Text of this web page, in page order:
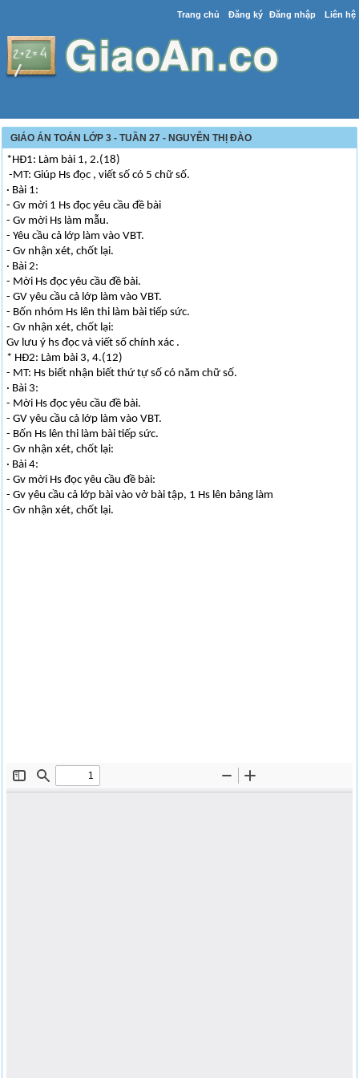
Trang chủ Đăng ký Đăng nhập Liên hệ
GIÁO ÁN TOÁN LỚP 3 - TUẦN 27 - NGUYỄN THỊ ĐÀO
*HĐ1: Làm bài 1, 2.(18)
-MT: Giúp Hs đọc , viết số có 5 chữ số.
· Bài 1:
- Gv mời 1 Hs đọc yêu cầu đề bài
- Gv mời Hs làm mẫu.
- Yêu cầu cả lớp làm vào VBT.
- Gv nhận xét, chốt lại.
· Bài 2:
- Mời Hs đọc yêu cầu đề bài.
- GV yêu cầu cả lớp làm vào VBT.
- Bốn nhóm Hs lên thi làm bài tiếp sức.
- Gv nhận xét, chốt lại:
Gv lưu ý hs đọc và viết số chính xác .
* HĐ2: Làm bài 3, 4.(12)
- MT: Hs biết nhận biết thứ tự số có năm chữ số.
· Bài 3:
- Mời Hs đọc yêu cầu đề bài.
- GV yêu cầu cả lớp làm vào VBT.
- Bốn Hs lên thi làm bài tiếp sức.
- Gv nhận xét, chốt lại:
· Bài 4:
- Gv mời Hs đọc yêu cầu đề bài:
- Gv yêu cầu cả lớp bài vào vở bài tập, 1 Hs lên bảng làm
- Gv nhận xét, chốt lại.